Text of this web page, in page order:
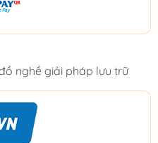
nghề giải pháp lưu trữ